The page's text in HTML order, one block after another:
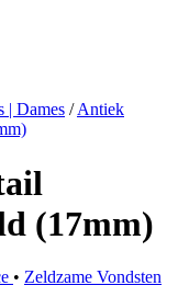
| Dames /Antiek
(17mm)
• Zeldzame Vondsten